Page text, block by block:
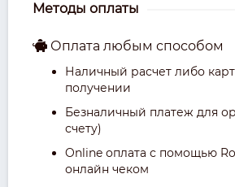
Методы оплаты
Оплата любым способом
Наличный расчет либо
получении
Безналичный платеж для
счету)
Online оплата с помощью
онлайн чеком